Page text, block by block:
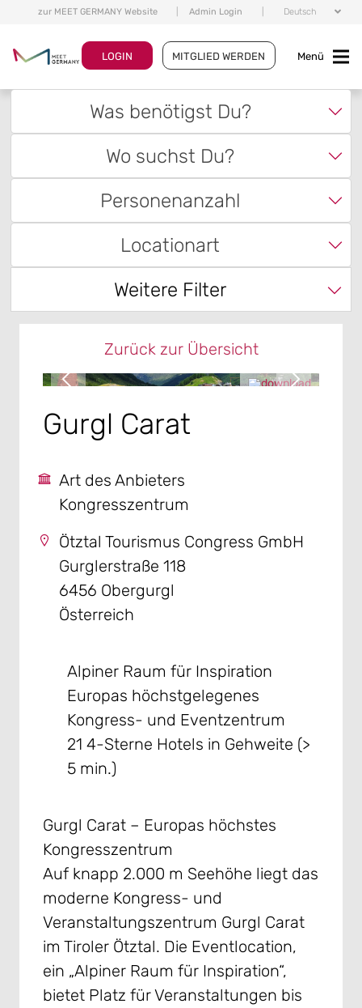
zur MEET GERMANY Website Admin Login Deutsch
LOGIN MITGLIED WERDEN Menü
Was benötigst Du?
Wo suchst Du?
Personenanzahl
Locationart
Weitere Filter
Zurück zur Übersicht
Gurgl Carat
Art des Anbieters
Kongresszentrum
Ötztal Tourismus Congress GmbH
Gurglerstraße 118
6456 Obergurgl
Österreich
Alpiner Raum für Inspiration
Europas höchstgelegenes
Kongress- und Eventzentrum
21 4-Sterne Hotels in Gehweite (>
5 min.)
Gurgl Carat – Europas höchstes
Kongresszentrum
Auf knapp 2.000 m Seehöhe liegt das
moderne Kongress- und
Veranstaltungszentrum Gurgl Carat
im Tiroler Ötztal. Die Eventlocation,
ein „Alpiner Raum für Inspiration“,
bietet Platz für Veranstaltungen bis